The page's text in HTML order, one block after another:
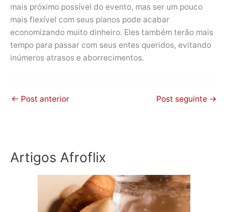
mais próximo possível do evento, mas ser um pouco
mais flexível com seus planos pode acabar
economizando muito dinheiro. Eles também terão mais
tempo para passar com seus entes queridos, evitando
inúmeros atrasos e aborrecimentos.
← Post anterior Post seguinte →
Artigos Afroflix